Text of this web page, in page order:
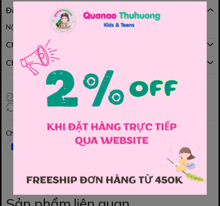
Đặc điểm nổi bật
Nội dung đang được cập nhật
Chính sách mua hàng
Chính sách đổi hàng
Giao hàng toàn quốc
Đổi hàng 3 ngày (HCM), 7 ngày (Tỉnh)
Chia sẻ